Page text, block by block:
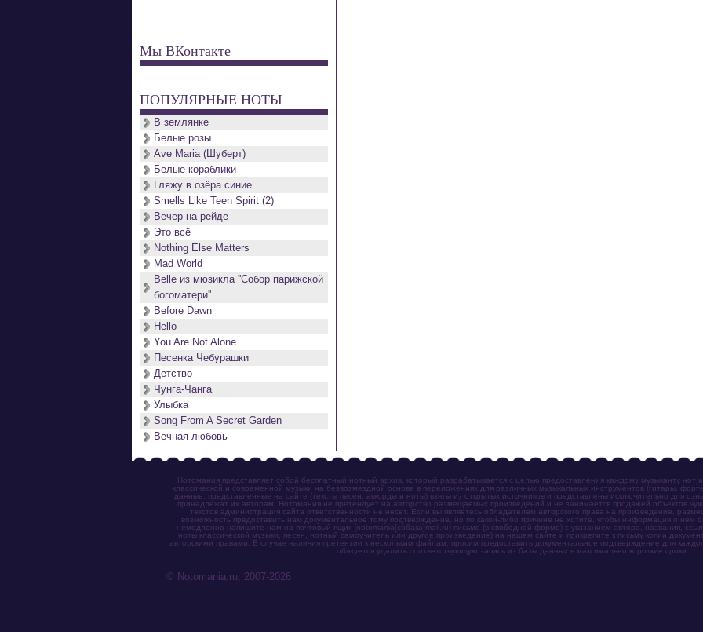
Мы ВКонтакте
ПОПУЛЯРНЫЕ НОТЫ
В землянке
Белые розы
Ave Maria (Шуберт)
Белые кораблики
Гляжу в озёра синие
Smells Like Teen Spirit (2)
Вечер на рейде
Это всё
Nothing Else Matters
Mad World
Belle из мюзикла ''Собор парижской
богоматери''
Before Dawn
Hello
You Are Not Alone
Песенка Чебурашки
Детство
Чунга-Чанга
Улыбка
Song From A Secret Garden
Вечная любовь
Нотомания представляет собой бесплатный нотный архив, который разрабатывается с целью предоставления каждому музыканту нот
классической и современной музыки на безвозмездной основе в переложениях для различных музыкальных инструментов (гитары,
данные, представленные на сайте (тексты песен, аккорды и ноты) взяты из открытых источников и представлены исключительно для
принадлежат их авторам. Нотомания не претендует на авторство размещаемых произведений и не занимается продажей объектов
текстов администрация сайта ответственности не несет. Если вы являетесь обладателем авторского права на произведение,
возможность предоставить нам документальное тому подтверждение, но по какой-либо причине не хотите, чтобы информация о нём
немедленно напишите нам на почтовый ящик (notomania[собака]mail.ru) письмо (в свободной форме) с указанием автора, названия,
ноты классической музыки, песен, нотный самоучитель или другое произведение) на нашем сайте и прикрепите к письму копии
авторскими правами. В случае наличия претензии к нескольким файлам, просим предоставить документальное подтверждение для
обязуется удалить соответствующую запись из базы данных в максимально короткие сроки.
© Notomania.ru, 2007-2026